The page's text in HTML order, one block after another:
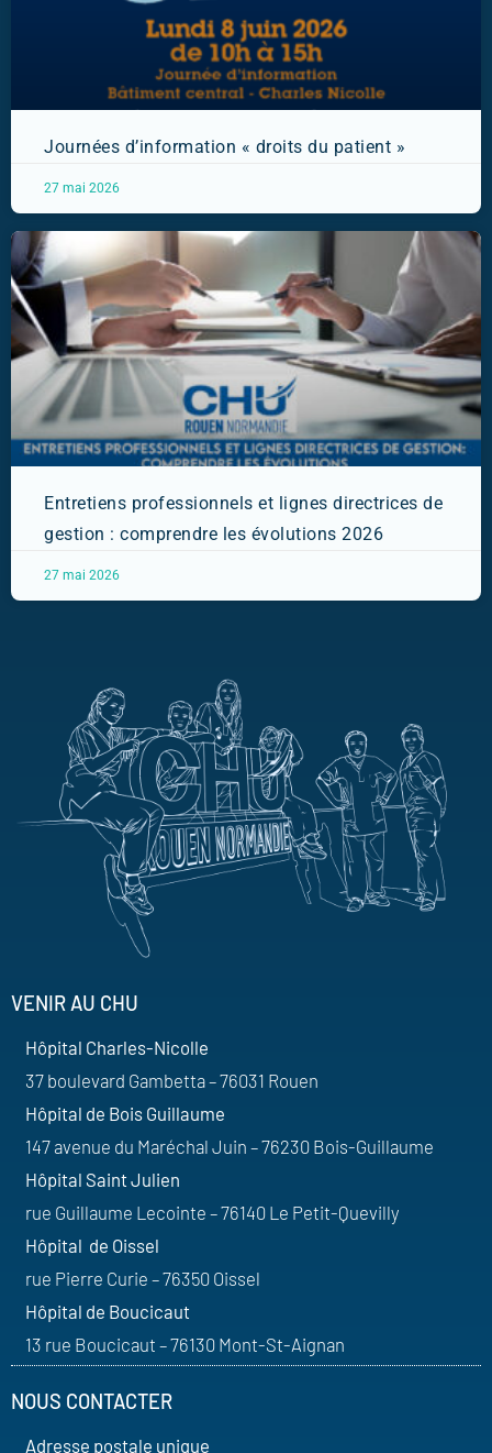
Journées d’information « droits du patient »
27 mai 2026
Entretiens professionnels et lignes directrices de
gestion : comprendre les évolutions 2026
27 mai 2026
VENIR AU CHU
Hôpital Charles-Nicolle
37 boulevard Gambetta – 76031 Rouen
Hôpital de Bois Guillaume
147 avenue du Maréchal Juin – 76230 Bois-Guillaume
Hôpital Saint Julien
rue Guillaume Lecointe – 76140 Le Petit-Quevilly
Hôpital de Oissel
rue Pierre Curie – 76350 Oissel
Hôpital de Boucicaut
13 rue Boucicaut – 76130 Mont-St-Aignan
NOUS CONTACTER
Adresse postale unique